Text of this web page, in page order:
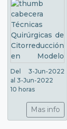
Del 3-Jun-2022
al 3-Jun-2022
10 horas
Mas info